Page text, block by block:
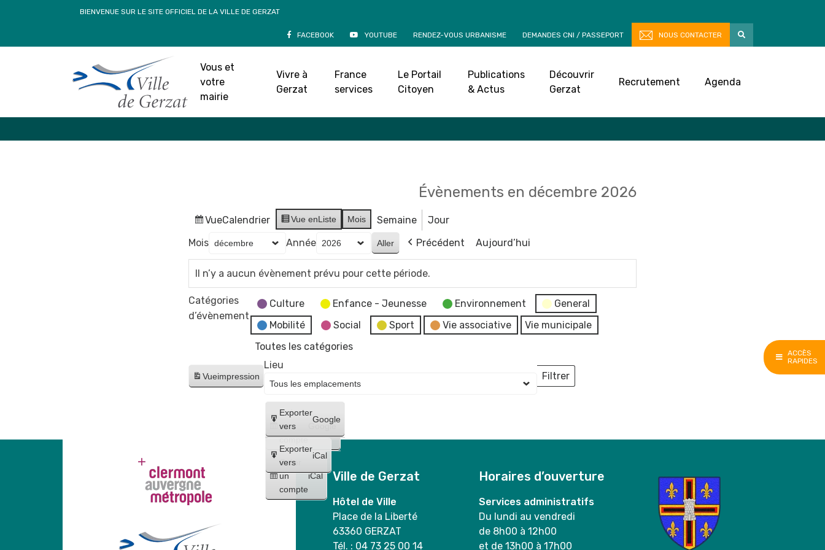
ACCÈS
RAPIDES
BIENVENUE SUR LE SITE OFFICIEL DE LA VILLE DE GERZAT
FACEBOOK YOUTUBE RENDEZ-VOUS URBANISME DEMANDES CNI / PASSEPORT NOUS CONTACTER
Vous et
votre
mairie
Vivre à
Gerzat
France
services
Le Portail
Citoyen
Publications
& Actus
Découvrir
Gerzat
Recrutement Agenda
Accueil»Agenda
Évènements en décembre 2026
VueCalendrier Vue enListe Mois Semaine
Jour
Mois
Année Précédent Aujourd’hui
Il n’y a aucun évènement prévu pour cette période.
Catégories
d’évènement
Culture Enfance - Jeunesse Environnement
General
Mobilité
Social Sport Vie associative
Vie municipale
Toutes les catégories
Vueimpression
Créer
un
compte
Google
Créer
un
compte
iCal
Exporter
vers
Google
Exporter
vers
iCal
Lieu
Filtrer
Lieux
Ville de Gerzat
Hôtel de Ville
Place de la Liberté
63360 GERZAT
Tél. : 04 73 25 00 14
Horaires d’ouverture
Services administratifs
Du lundi au vendredi
de 8h00 à 12h00
et de 13h00 à 17h00